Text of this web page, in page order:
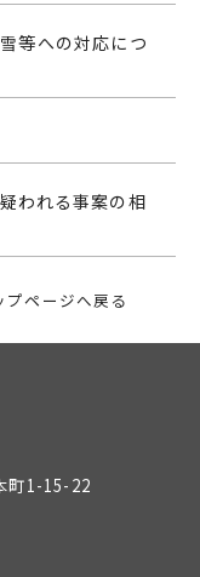
等への対応につ
われる事案の相
プページへ戻る
町1-15-22